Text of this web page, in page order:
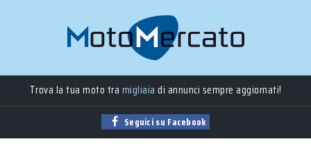
Trova la tua moto tra migliaia di annunci sempre aggiornati!
Seguici su Facebook